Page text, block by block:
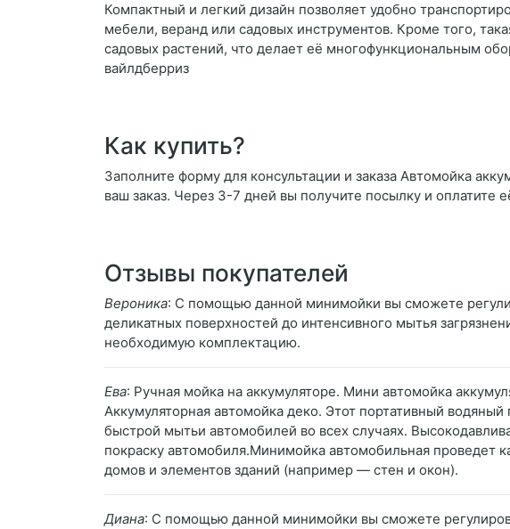
Компактный и легкий дизайн позволяет удобно
мебели, веранд или садовых инструментов. Кроме того,
садовых растений, что делает её многофункциональным
вайлдберриз
Как купить?
Заполните форму для консультации и заказа Автомойка
ваш заказ. Через 3-7 дней вы получите посылку и оплатите
Отзывы покупателей
Вероника: С помощью данной минимойки вы сможете
деликатных поверхностей до интенсивного мытья
необходимую комплектацию.
Ева: Ручная мойка на аккумуляторе. Мини автомойка
Аккумуляторная автомойка деко. Этот портативный
быстрой мытьи автомобилей во всех случаях.
покраску автомобиля.Минимойка автомобильная проведет
домов и элементов зданий (например — стен и окон).
Диана: С помощью данной минимойки вы сможете